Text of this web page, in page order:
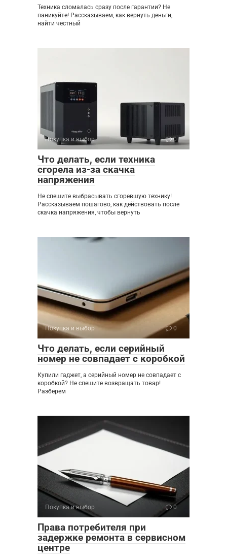
Техника сломалась сразу после гарантии? Не
паникуйте! Рассказываем, как вернуть деньги,
найти честный
Покупка и выбор 0
Что делать, если техника
сгорела из-за скачка
напряжения
Не спешите выбрасывать сгоревшую технику!
Рассказываем пошагово, как действовать после
скачка напряжения, чтобы вернуть
Покупка и выбор 0
Что делать, если серийный
номер не совпадает с коробкой
Купили гаджет, а серийный номер не совпадает с
коробкой? Не спешите возвращать товар!
Разберем
Покупка и выбор 0
Права потребителя при
задержке ремонта в сервисном
центре